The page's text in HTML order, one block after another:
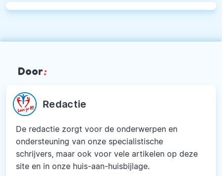
Door:
Redactie
De redactie zorgt voor de onderwerpen en
ondersteuning van onze specialistische
schrijvers, maar ook voor vele artikelen op deze
site en in onze huis-aan-huisbijlage.